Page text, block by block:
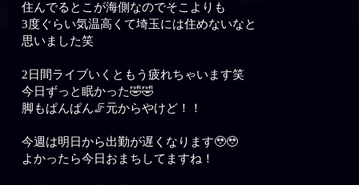
住んでるとこが海側なのでそこよりも
3度ぐらい気温高くて埼玉には住めないなと
思いました笑
2日間ライブいくともう疲れちゃいます笑
今日ずっと眠かった🤣🤣
脚もぱんぱん🦵元からやけど！！
今週は明日から出勤が遅くなります🥹🥹
よかったら今日おまちしてますね！